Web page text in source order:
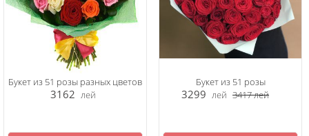
Букет из 51 розы разных цветов
3162 лей
Букет из 51 розы
3299 лей 3417лей